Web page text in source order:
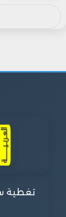
تغطية